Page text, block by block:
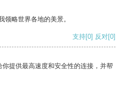
领略世界各地的美景。
支持[0] 反对[0]
提供最高速度和安全性的连接，并帮